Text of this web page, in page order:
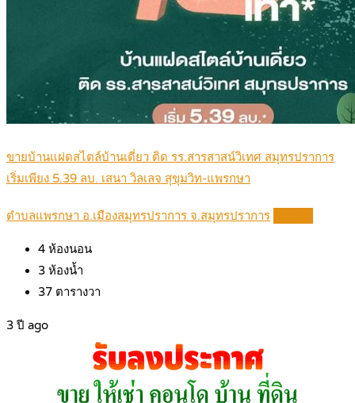
ขายบ้านแฝดสไตล์บ้านเดี่ยว ติด รร.สารสาสน์วิเทศ สมุทรปราการ
เริ่มเพียง 5.39 ลบ. เสนา วิลเลจ สุขุมวิท-แพรกษา
ตำบลแพรกษา อ.เมืองสมุทรปราการ จ.สมุทรปราการ
4 ห้องนอน
3 ห้องน้ำ
37 ตารางวา
3 ปี ago